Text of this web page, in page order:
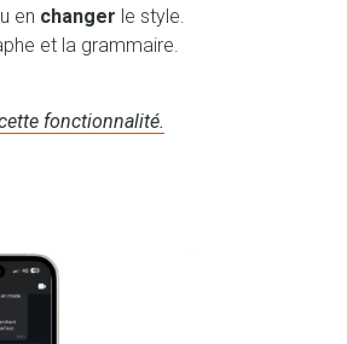
en changer le style.
et la grammaire.
fonctionnalité.